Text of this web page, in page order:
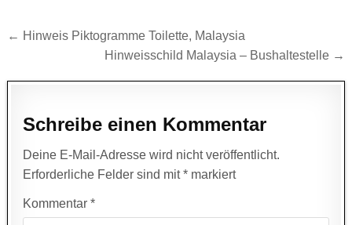
Beitragsnavigation
← Hinweis Piktogramme Toilette, Malaysia
Hinweisschild Malaysia – Bushaltestelle →
Schreibe einen Kommentar
Deine E-Mail-Adresse wird nicht veröffentlicht.
Erforderliche Felder sind mit* markiert
Kommentar*